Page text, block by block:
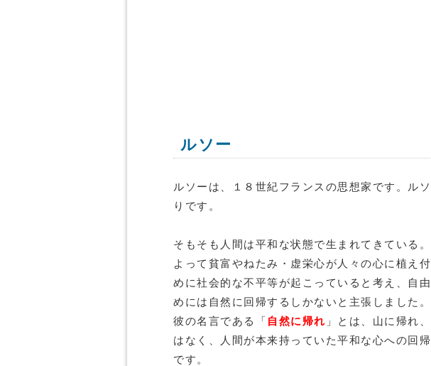
ルソー
ルソーは、１８世紀フランスの思想家です。ル
りです。
そもそも人間は平和な状態で生まれてきている
よって貧富やねたみ・虚栄心が人々の心に植え
めに社会的な不平等が起こっていると考え、自
めには自然に回帰するしかないと主張しました。
彼の名言である「 自然に帰れ 」とは、山に帰れ
はなく、人間が本来持っていた平和な心への回
です。